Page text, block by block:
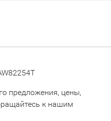
предложения, цены,
к нашим